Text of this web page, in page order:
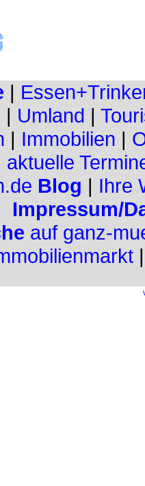
|
| Umland |
| Immobilien |
aktuelle
Blog | Ihre
Impressum/
auf ganz-